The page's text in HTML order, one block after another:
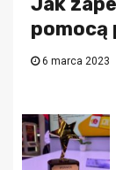
pomocą
6 marca 2023